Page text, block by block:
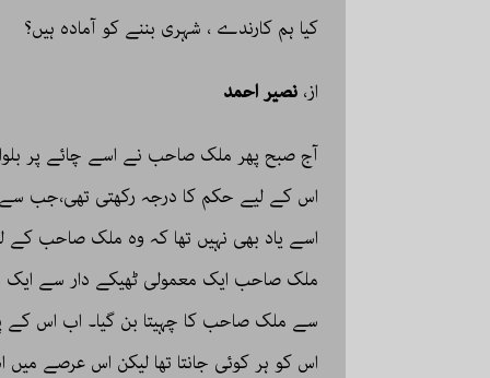
کیا ہم کارندے ، شہری بننے کو آمادہ ہیں؟
از، نصیر احمد
آج صبح پھر ملک صاحب نے اسے چائے پر
اس کے لیے حکم کا درجہ رکھتی تھی،جب
اسے یاد بھی نہیں تھا کہ وہ ملک صاحب کے
ملک صاحب ایک معمولی ٹھیکے دار سے ایک
سے ملک صاحب کا چہیتا بن گیا۔ اب اس کے
اس کو ہر کوئی جانتا تھا لیکن اس عرصے میں